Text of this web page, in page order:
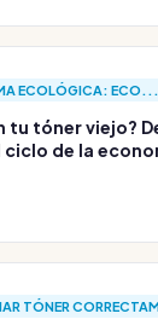
ECOLÓGICA: ECO...
tu tóner viejo?
de la
TÓNER